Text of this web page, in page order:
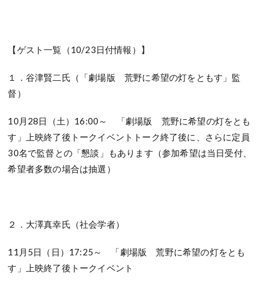
【ゲスト一覧（10/23日付情報）】
１．谷津賢二氏（「劇場版 荒野に希望の灯をともす」監
督）
10月28日（土）16:00～ 「劇場版 荒野に希望の灯をとも
す」上映終了後トークイベントトーク終了後に、さらに定員
30名で監督との「懇談」もあります（参加希望は当日受付、
希望者多数の場合は抽選）
２．大澤真幸氏（社会学者）
11月5日（日）17:25～ 「劇場版 荒野に希望の灯をとも
す」上映終了後トークイベント